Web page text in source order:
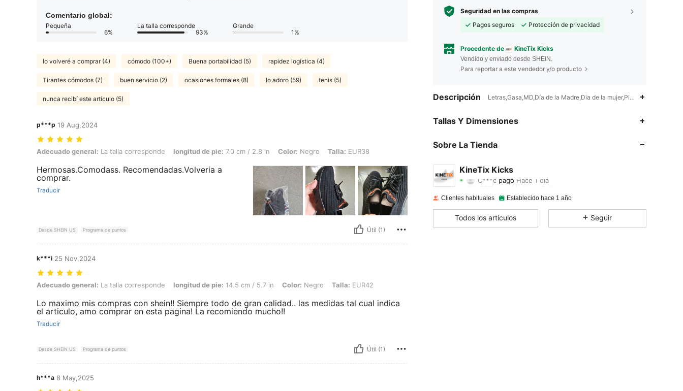
Comentario global:
Pequeña
6%
La talla corresponde
93%
Grande
1%
lo volveré a comprar (4) cómodo (100+) Buena portabilidad (5) rapidez logística (4)
Tirantes cómodos (7) buen servicio (2) ocasiones formales (8) lo adoro (59) tenis (5)
nunca recibí este artículo (5)
p***p 19 Aug,2024
Adecuado general: La talla corresponde, longitud de pie: 7.0 cm / 2.8 in, Color: Negro, Talla: EUR38
Adecuado general: La talla corresponde longitud de pie: 7.0 cm / 2.8 in Color: Negro Talla: EUR38
Hermosas.Comodass. Recomendadas.Volveria a
comprar.
Traducir
Desde SHEIN US Programa de puntos Útil (1)
k***i 25 Nov,2024
Adecuado general: La talla corresponde, longitud de pie: 14.5 cm / 5.7 in, Color: Negro, Talla: EUR42
Adecuado general: La talla corresponde longitud de pie: 14.5 cm / 5.7 in Color: Negro Talla: EUR42
Lo maximo mis compras con shein!! Siempre todo de gran calidad.. las medidas tal cual indica
el articulo, amo comprar en esta pagina! La recomiendo mucho!!
Traducir
Desde SHEIN US Programa de puntos Útil (1)
h***a 8 May,2025
Seguridad en las compras
Pagos seguros
Protección de privacidad
Procedente de KineTix Kicks
Vendido y enviado desde SHEIN.
Para reportar a este vendedor y/o producto
Descripción Letras,Gasa,MD,Día de la Madre,Dia de la mujer,Picnic de
Tallas Y Dimensiones
Sobre La Tienda
KineTix Kicks
4.93
4.93
4.93
C***cpagó
t***1seguidoHace 1 día
4.93
Clientes habituales Establecido hace 1 año
Todos los artículos Seguir